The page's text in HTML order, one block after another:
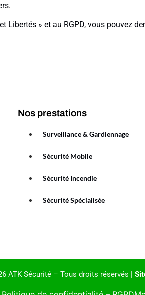
Libertés » et au RGPD, vous pouvez
Nos prestations
Surveillance & Gardiennage
Sécurité Mobile
Sécurité Incendie
Sécurité Spécialisée
ATK Sécurité – Tous droits réservés |